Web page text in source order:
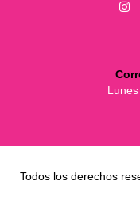
Todos los derechos